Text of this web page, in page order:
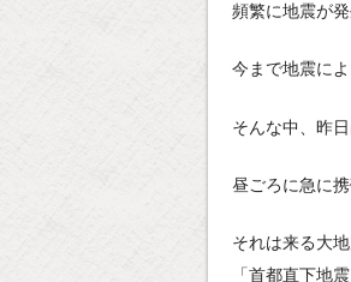
頻繁に地震が発
今まで地震に
そんな中、昨
昼ごろに急に
それは来る大
「首都直下地震